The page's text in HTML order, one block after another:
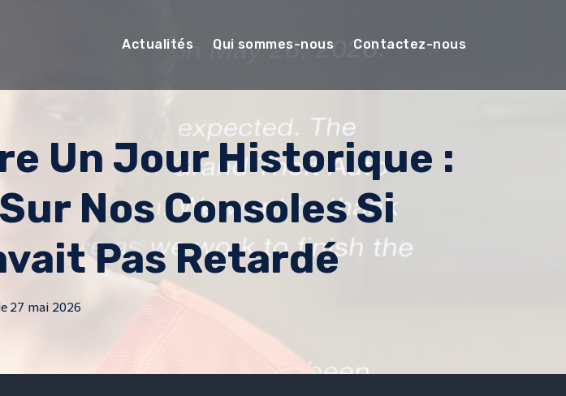
Actualités Qui sommes-nous Contactez-nous
Un Jour Historique :
Nos Consoles Si
Pas Retardé
27 mai 2026